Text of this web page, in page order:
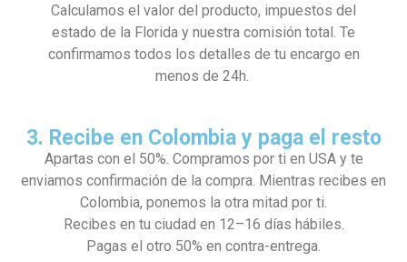
Calculamos el valor del producto, impuestos del
estado de la Florida y nuestra comisión total. Te
confirmamos todos los detalles de tu encargo en
menos de 24h.
3. Recibe en Colombia y paga el resto
Apartas con el 50%. Compramos por ti en USA y te
enviamos confirmación de la compra. Mientras recibes en
Colombia, ponemos la otra mitad por ti.
Recibes en tu ciudad en 12–16 días hábiles.
Pagas el otro 50% en contra-entrega.